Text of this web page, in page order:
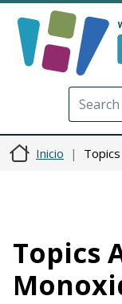
Inicio
Topics